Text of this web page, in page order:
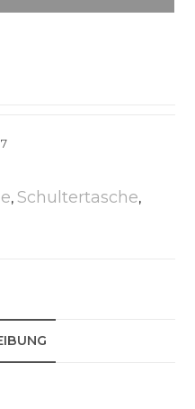
, Schultertasche,